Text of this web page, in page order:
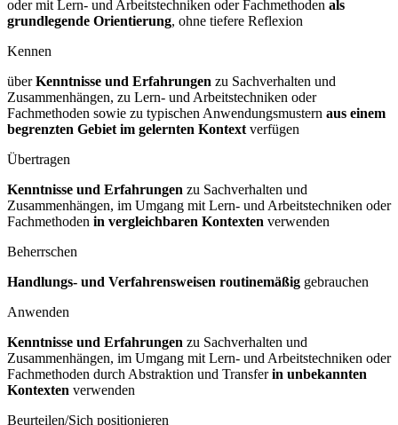
oder mit Lern- und Arbeitstechniken oder Fachmethoden als
grundlegende Orientierung, ohne tiefere Reflexion
Kennen
überKenntnisse und Erfahrungen zu Sachverhalten und
Zusammenhängen, zu Lern- und Arbeitstechniken oder
Fachmethoden sowie zu typischen Anwendungsmustern aus einem
begrenzten Gebiet im gelernten Kontext verfügen
Übertragen
Kenntnisse und Erfahrungen zu Sachverhalten und
Zusammenhängen, im Umgang mit Lern- und Arbeitstechniken oder
Fachmethoden in vergleichbaren Kontexten verwenden
Beherrschen
Handlungs- und Verfahrensweisen routinemäßig gebrauchen
Anwenden
Kenntnisse und Erfahrungen zu Sachverhalten und
Zusammenhängen, im Umgang mit Lern- und Arbeitstechniken oder
Fachmethoden durch Abstraktion und Transferin unbekannten
Kontexten verwenden
Beurteilen/Sich positionieren